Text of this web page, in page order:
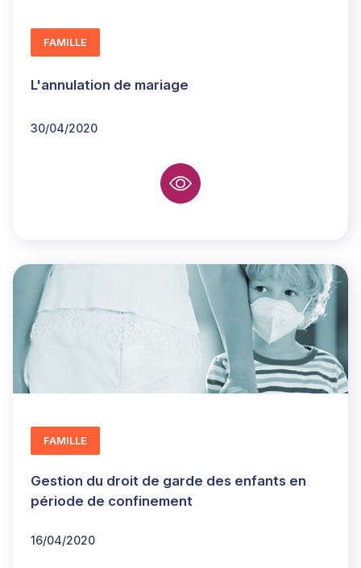
L'annulation de mariage
30/04/2020
FAMILLE
Gestion du droit de garde des enfants en
période de confinement
16/04/2020
FAMILLE